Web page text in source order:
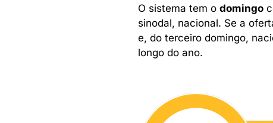
O sistema tem o domingo
sinodal, nacional. Se a
e, do terceiro domingo,
longo do ano.